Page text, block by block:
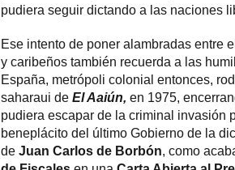
pudiera seguir dictando a las naciones
Ese intento de poner alambradas entre
y caribeños también recuerda a las
España, metrópoli colonial entonces,
saharaui de El Aaiún, en 1975,
pudiera escapar de la criminal invasión
beneplácito del último Gobierno de la
de Juan Carlos de Borbón, como